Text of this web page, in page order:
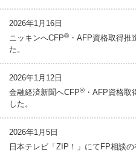
2026年1月16日
ニッキンへCFP® ・AFP資格取得推
た。
2026年1月12日
金融経済新聞へCFP® ・AFP資格取
した。
2026年1月5日
日本テレビ「ZIP！」にてFP相談